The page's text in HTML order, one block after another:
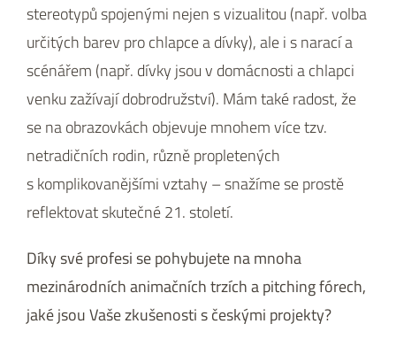
stereotypů spojenými nejen s vizualitou (např. volba
určitých barev pro chlapce a dívky), ale i s narací a
scénářem (např. dívky jsou v domácnosti a chlapci
venku zažívají dobrodružství). Mám také radost, že
se na obrazovkách objevuje mnohem více tzv.
netradičních rodin, různě propletených
s komplikovanějšími vztahy – snažíme se prostě
reflektovat skutečné 21. století.
Díky své profesi se pohybujete na mnoha
mezinárodních animačních trzích a pitching fórech,
jaké jsou Vaše zkušenosti s českými projekty?